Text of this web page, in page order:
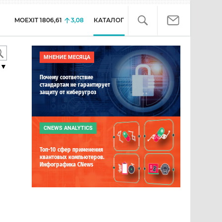
MOEXIT 1806,61 3,08 КАТАЛОГ
▼
МНЕНИЕ МЕСЯЦА
Почему соответствие
стандартам не гарантирует
защиту от киберугроз
CNEWS ANALYTICS
Топ-10 сфер применения
квантовых компьютеров.
Инфографика CNews